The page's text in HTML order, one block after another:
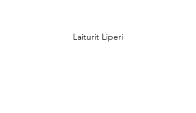
Laiturit Liperi